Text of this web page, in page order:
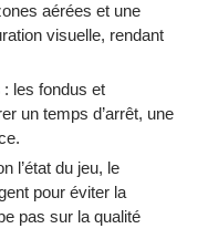
aérées et une
visuelle, rendant
: les fondus et
un temps d’arrêt, une
l’état du jeu, le
pour éviter la
pas sur la qualité